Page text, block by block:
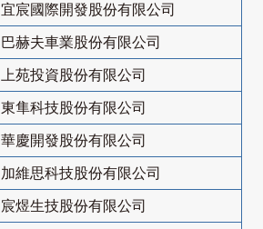
宜宸國際開發股份有限公司
巴赫夫車業股份有限公司
上苑投資股份有限公司
東隼科技股份有限公司
華慶開發股份有限公司
加維思科技股份有限公司
宸煜生技股份有限公司